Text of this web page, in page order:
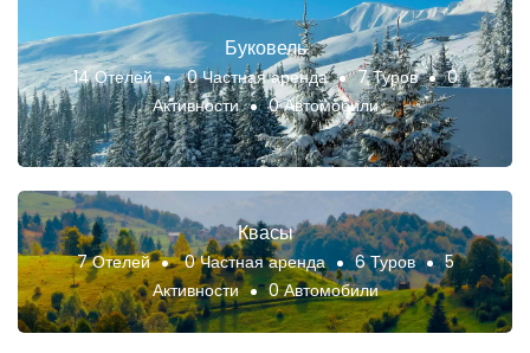
Буковель
14 Отелей 0 Частная аренда 7 Туров
0
Активности
0 Автомобили
Квасы
7 Отелей 0 Частная аренда 6 Туров
5
Активности
0 Автомобили